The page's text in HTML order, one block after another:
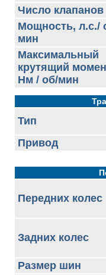
Число клапанов
Мощность, л.с./
мин
Максимальный
крутящий
Нм / об/мин
Тип
Привод
Передних колес
Задних колес
Размер шин